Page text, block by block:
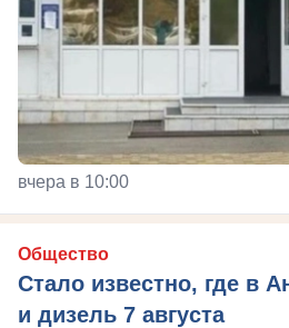
вчера в 10:00
Общество
Стало известно, где в
и дизель 7 августа